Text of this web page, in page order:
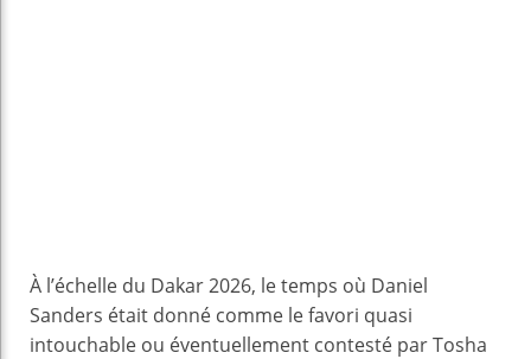
À l’échelle du Dakar 2026, le temps où Daniel
Sanders était donné comme le favori quasi
intouchable ou éventuellement contesté par Tosha